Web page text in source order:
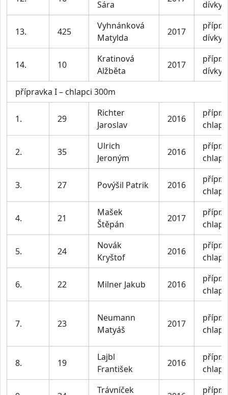
Sára dívky
13. 425
Vyhnánková
Matylda
2017
přípr.
dívky
14. 10
Kratinová
Alžběta
2017
přípr.
dívky
přípravka I – chlapci 300m
1. 29
Richter
Jaroslav
2016
přípr.
2. 35
Ulrich
Jeroným
2016
přípr.
3. 27 Povýšil Patrik 2016
přípr.
4. 21
Mašek
Štěpán
2017
přípr.
5. 24
Novák
Kryštof
2016
přípr.
6. 22 Milner Jakub 2016
přípr.
7. 23
Neumann
Matyáš
2017
přípr.
8. 19
Lajbl
František
2016
přípr.
Trávníček
přípr.